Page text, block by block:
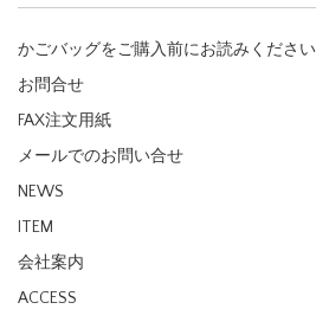
かごバッグをご購入前にお読みください
お問合せ
FAX注文用紙
メールでのお問い合せ
NEWS
ITEM
会社案内
ACCESS